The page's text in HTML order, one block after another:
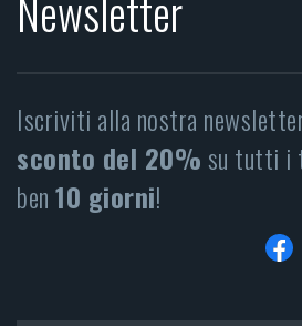
Iscriviti alla nostra
sconto del 20%su tutti i
ben10 giorni!